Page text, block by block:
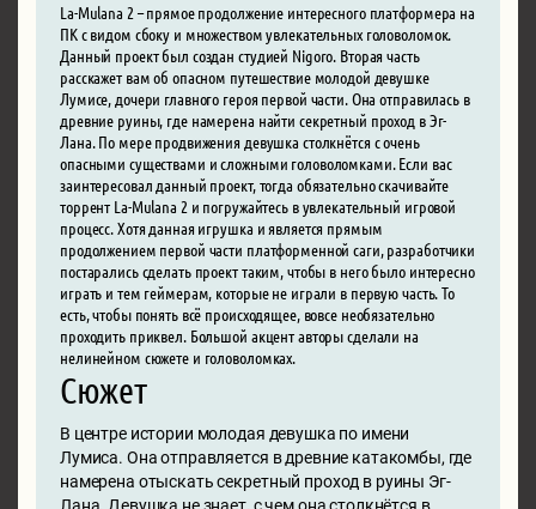
La-Mulana 2 – прямое продолжение интересного платформера на
ПК с видом сбоку и множеством увлекательных головоломок.
Данный проект был создан студией Nigoro. Вторая часть
расскажет вам об опасном путешествие молодой девушке
Лумисе, дочери главного героя первой части. Она отправилась в
древние руины, где намерена найти секретный проход в Эг-
Лана. По мере продвижения девушка столкнётся с очень
опасными существами и сложными головоломками. Если вас
заинтересовал данный проект, тогда обязательно скачивайте
торрент La-Mulana 2 и погружайтесь в увлекательный игровой
процесс. Хотя данная игрушка и является прямым
продолжением первой части платформенной саги, разработчики
постарались сделать проект таким, чтобы в него было интересно
играть и тем геймерам, которые не играли в первую часть. То
есть, чтобы понять всё происходящее, вовсе необязательно
проходить приквел. Большой акцент авторы сделали на
нелинейном сюжете и головоломках.
Сюжет
В центре истории молодая девушка по имени
Лумиса. Она отправляется в древние катакомбы, где
намерена отыскать секретный проход в руины Эг-